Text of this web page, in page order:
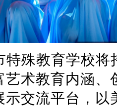
特殊教育学校
艺术教育内涵
示交流平台，